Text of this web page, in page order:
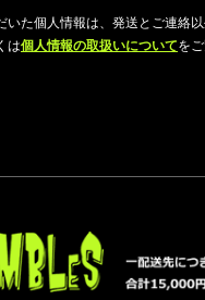
いた個人情報は、発送とご連絡
は個人情報の取扱いについてを